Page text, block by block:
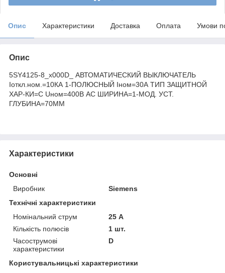
Опис Характеристики Доставка Оплата Умови
Опис
5SY4125-8_x000D_ АВТОМАТИЧЕСКИЙ ВЫКЛЮЧАТЕЛЬ
Iоткл.ном.=10КА 1-ПОЛЮСНЫЙ Iном=30А ТИП ЗАЩИТНОЙ
ХАР-КИ=C Uном=400В АС ШИРИНА=1-МОД. УСТ.
ГЛУБИНА=70ММ
Характеристики
Основні
Виробник
Siemens
Технічні характеристики
Номінальний струм
25 А
Кількість полюсів
1 шт.
Часострумові
характеристики
D
Користувальницькі характеристики